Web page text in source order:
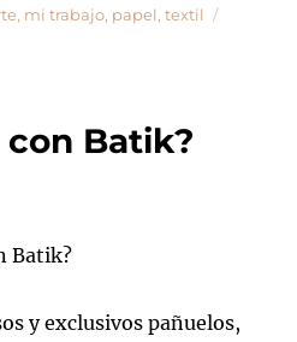
, mi trabajo, papel,textil
con Batik?
Batik?
y exclusivos pañuelos,